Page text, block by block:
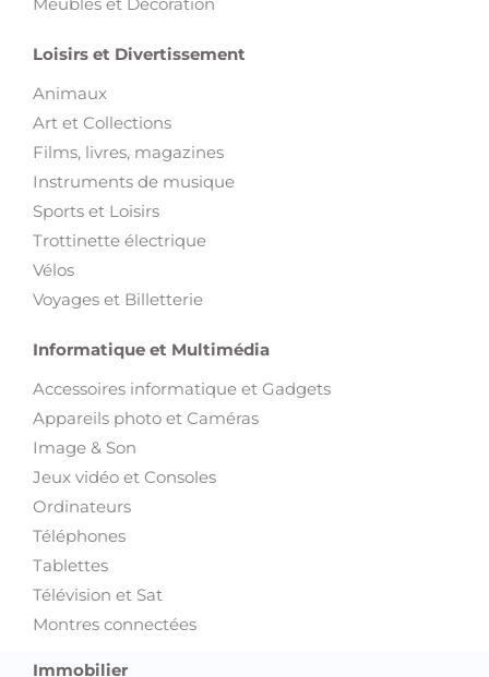
Art et Collections
Films, livres, magazines
Instruments de musique
Sports et Loisirs
Trottinette électrique
Vélos
Voyages et Billetterie
Appareils photo et Caméras
Image & Son
Jeux vidéo et Consoles
Ordinateurs
Téléphones
Tablettes
Télévision et Sat
Montres connectées
Immobilier
Autre Immobilier